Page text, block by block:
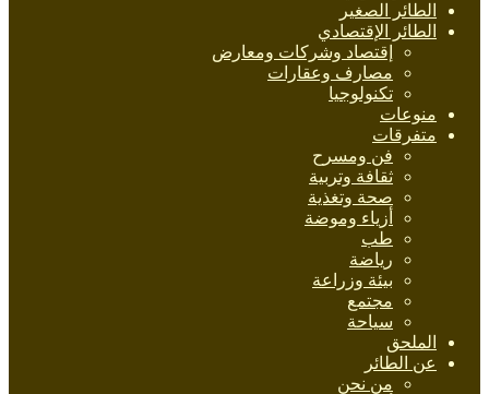
الطائر الصغير
الطائر الإقتصادي
إقتصاد وشركات ومعارض
مصارف وعقارات
تكنولوجيا
منوعات
متفرقات
فن ومسرح
ثقافة وتربية
صحة وتغذية
أزياء وموضة
طب
رياضة
بيئة وزراعة
مجتمع
سياحة
الملحق
عن الطائر
من نحن